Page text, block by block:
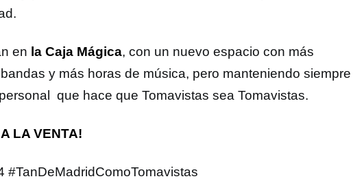
en la Caja Mágica, con un nuevo espacio con más
y más horas de música, pero manteniendo siempre
que hace que Tomavistas sea Tomavistas.
LA VENTA!
#TanDeMadridComoTomavistas